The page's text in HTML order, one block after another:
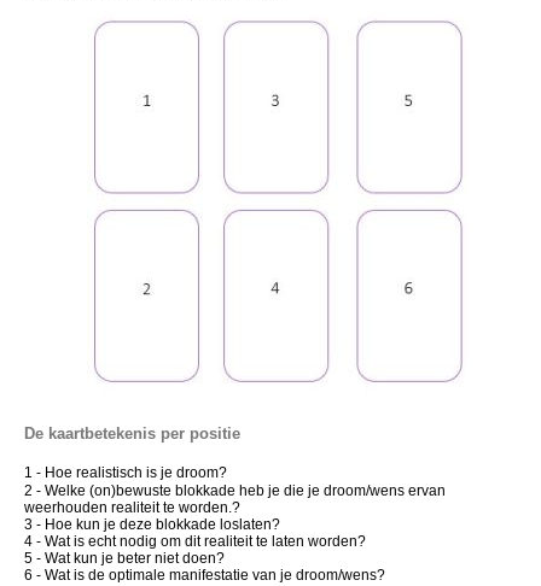
De kaartbetekenis per positie
1 - Hoe realistisch is je droom?
2 - Welke (on)bewuste blokkade heb je die je droom/wens ervan
weerhouden realiteit te worden.?
3 - Hoe kun je deze blokkade loslaten?
4 - Wat is echt nodig om dit realiteit te laten worden?
5 - Wat kun je beter niet doen?
6 - Wat is de optimale manifestatie van je droom/wens?